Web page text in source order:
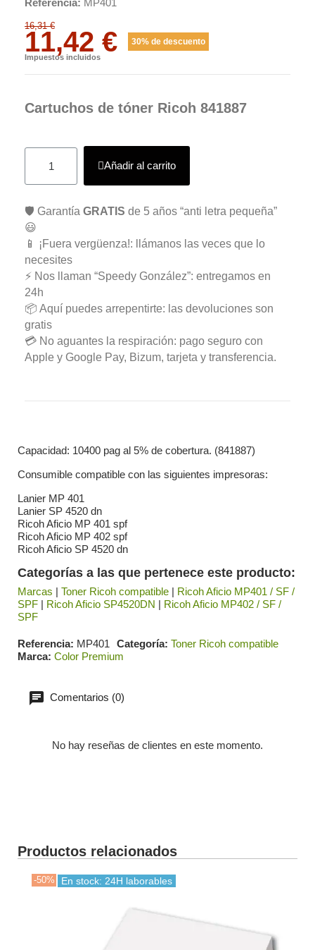
16,31 €
11,42 € 30% de descuento
Impuestos incluidos
Cartuchos de tóner Ricoh 841887
Añadir al carrito
🛡️ Garantía GRATIS de 5 años “anti letra pequeña”
😃
📱 ¡Fuera vergüenza!: llámanos las veces que lo
necesites
⚡ Nos llaman “Speedy González”: entregamos en
24h
📦 Aquí puedes arrepentirte: las devoluciones son
gratis
💳 No aguantes la respiración: pago seguro con
Apple y Google Pay, Bizum, tarjeta y transferencia.
Capacidad: 10400 pag al 5% de cobertura. (841887)
Consumible compatible con las siguientes impresoras:
Lanier MP 401
Lanier SP 4520 dn
Ricoh Aficio MP 401 spf
Ricoh Aficio MP 402 spf
Ricoh Aficio SP 4520 dn
Categorías a las que pertenece este producto:
Marcas | Toner Ricoh compatible | Ricoh Aficio MP401 / SF /
SPF | Ricoh Aficio SP4520DN | Ricoh Aficio MP402 / SF /
SPF
Referencia MP401 Categoría Toner Ricoh compatible
Marca Color Premium
Comentarios (0)
No hay reseñas de clientes en este momento.
Productos relacionados
-50% En stock: 24H laborables